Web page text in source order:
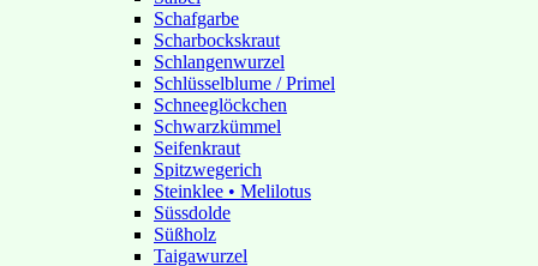
Schafgarbe
Scharbockskraut
Schlangenwurzel
Schlüsselblume / Primel
Schneeglöckchen
Schwarzkümmel
Seifenkraut
Spitzwegerich
Steinklee • Melilotus
Süssdolde
Süßholz
Taigawurzel